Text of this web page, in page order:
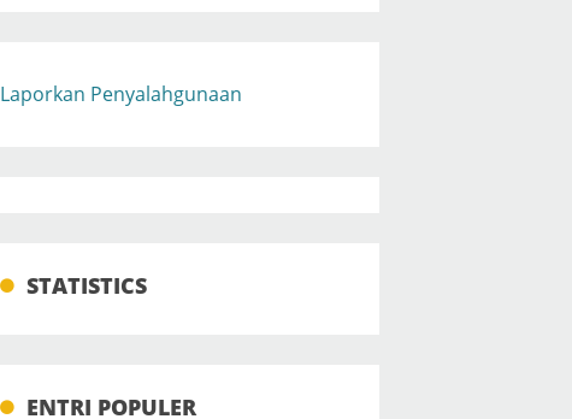
Laporkan Penyalahgunaan
STATISTICS
ENTRI POPULER